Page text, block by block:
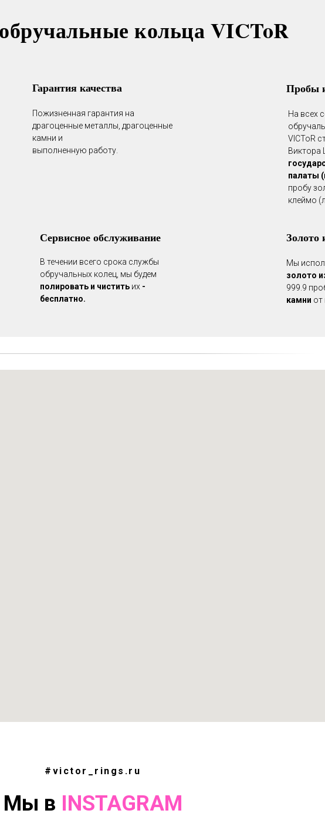
Мы
золото
999.9
камни от
Золото
Гарантия качества
Пожизненная гарантия на
драгоценные металлы, драгоценные
камни и
выполненную работу.
Сервисное обслуживание
В течении всего срока службы
обручальных колец, мы будем
полировать и чистить их -
бесплатно.
Пробы
На всех
VICToR
Виктора
палаты
пробу
клеймо
кольца VICToR
#victor_rings.ru
Мы в INSTAGRAM